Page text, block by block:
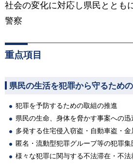
社会の変化に対応し県民ととも
警察
重点項目
県民の生活を犯罪から守るため
犯罪を予防するための取組の推進
県民の生命、身体を脅かす事案への
多発する住宅侵入窃盗・自動車盗・
匿名・流動型犯罪グループ等の犯罪
様々な犯罪に関与する不法滞在・不